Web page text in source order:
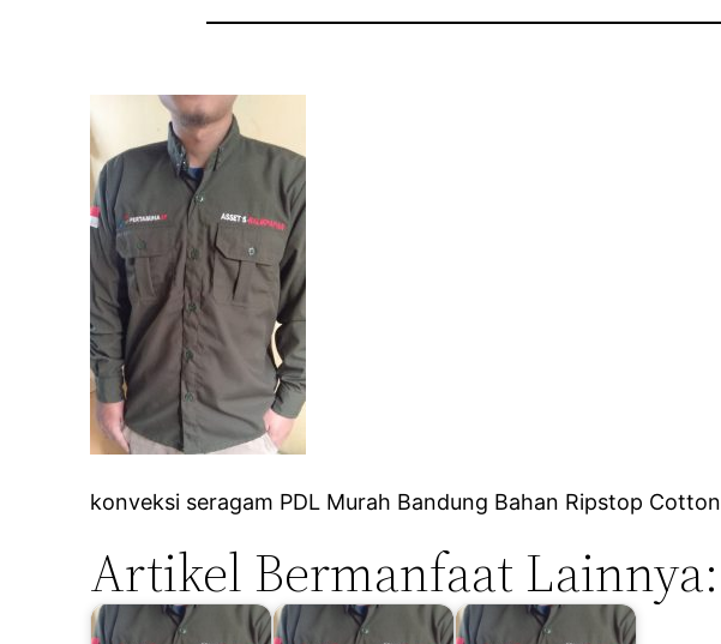
konveksi seragam PDL Murah Bandung Bahan Ripstop Cotton
Artikel Bermanfaat Lainnya: